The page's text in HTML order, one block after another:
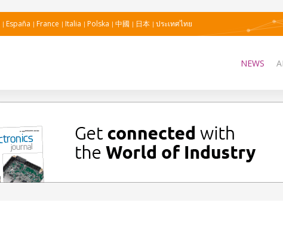
España France Italia Polska 中國 日本 ประเทศไทย
NEWS